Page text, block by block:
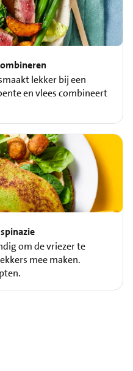
lekker bij een
en vlees combineert
om de vriezer te
mee maken.